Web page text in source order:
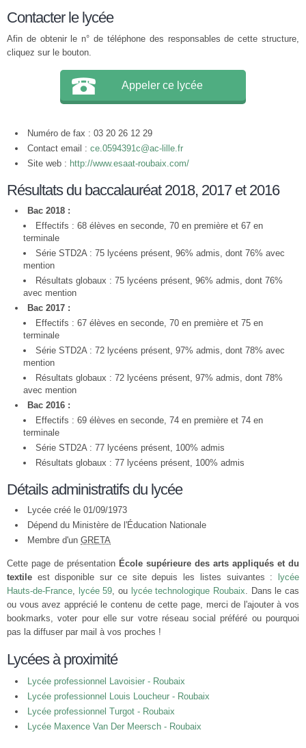
Contacter le lycée
Afin de obtenir le n° de téléphone des responsables de cette structure,
cliquez sur le bouton.
Appeler ce lycée
Numéro de fax : 03 20 26 12 29
Contact email : ce.0594391c@ac-lille.fr
Site web : http://www.esaat-roubaix.com/
Résultats du baccalauréat 2018, 2017 et 2016
Bac 2018 :
Effectifs : 68 élèves en seconde, 70 en première et 67 en
terminale
Série STD2A : 75 lycéens présent, 96% admis, dont 76% avec
mention
Résultats globaux : 75 lycéens présent, 96% admis, dont 76%
avec mention
Bac 2017 :
Effectifs : 67 élèves en seconde, 70 en première et 75 en
terminale
Série STD2A : 72 lycéens présent, 97% admis, dont 78% avec
mention
Résultats globaux : 72 lycéens présent, 97% admis, dont 78%
avec mention
Bac 2016 :
Effectifs : 69 élèves en seconde, 74 en première et 74 en
terminale
Série STD2A : 77 lycéens présent, 100% admis
Résultats globaux : 77 lycéens présent, 100% admis
Détails administratifs du lycée
Lycée créé le 01/09/1973
Dépend du Ministère de l'Éducation Nationale
Membre d'un GRETA
Cette page de présentation École supérieure des arts appliqués et du
textile est disponible sur ce site depuis les listes suivantes :
lycée
Hauts-de-France, lycée 59, ou lycée technologique Roubaix. Dans le cas
ou vous avez apprécié le contenu de cette page, merci de l'ajouter à vos
bookmarks, voter pour elle sur votre réseau social préféré ou pourquoi
pas la diffuser par mail à vos proches !
Lycées à proximité
Lycée professionnel Lavoisier - Roubaix
Lycée professionnel Louis Loucheur - Roubaix
Lycée professionnel Turgot - Roubaix
Lycée Maxence Van Der Meersch - Roubaix